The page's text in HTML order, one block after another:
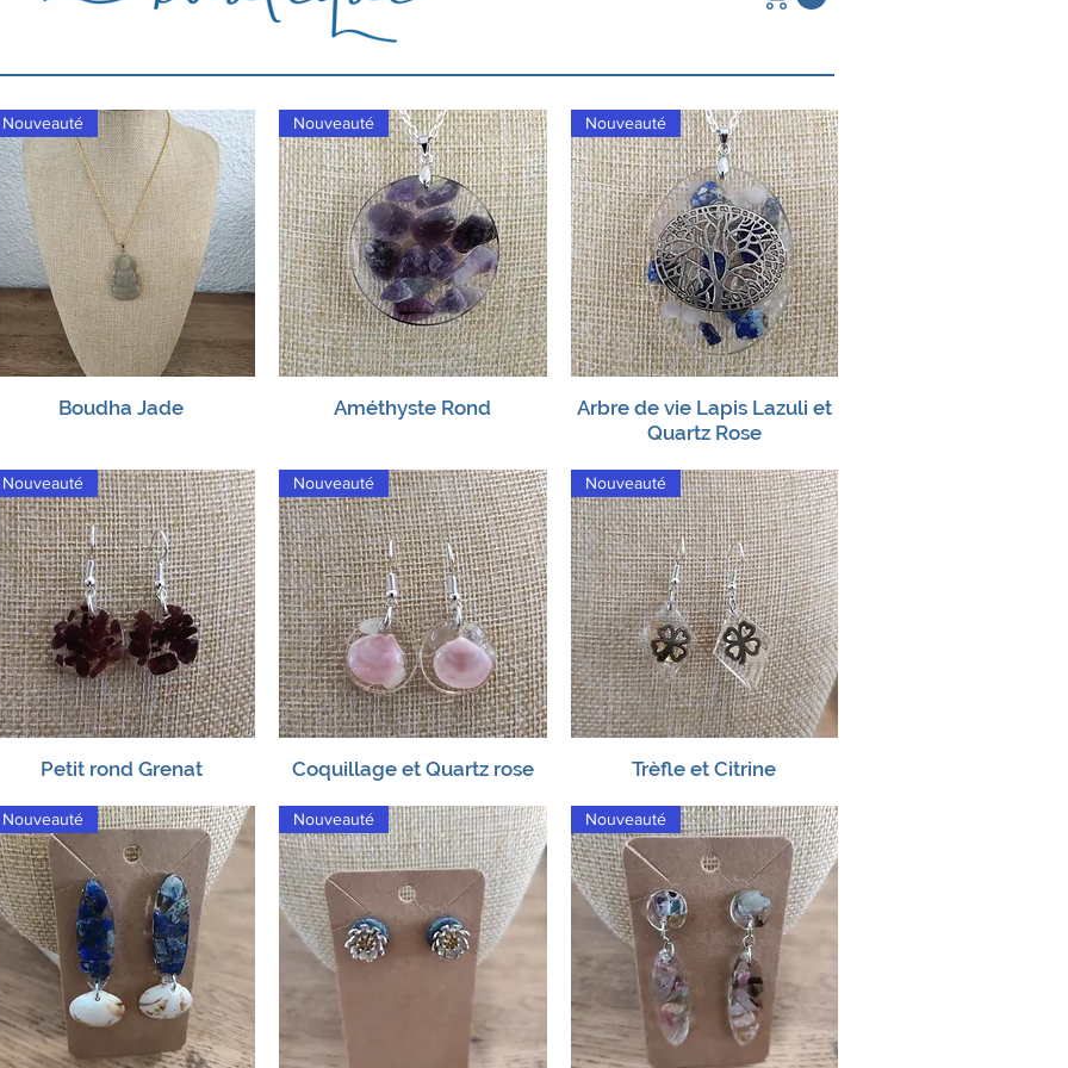
Aperçu rapide
Nouveauté
Boudha Jade Aperçu rapide
Nouveauté
Améthyste Rond Aperçu rapide
Nouveauté
Arbre de vie Lapis Lazuli et
Quartz Rose
Aperçu rapide
Nouveauté
Petit rond Grenat Aperçu rapide
Nouveauté
Coquillage et Quartz rose Aperçu rapide
Nouveauté
Trèfle et Citrine
Nouveauté Nouveauté Nouveauté